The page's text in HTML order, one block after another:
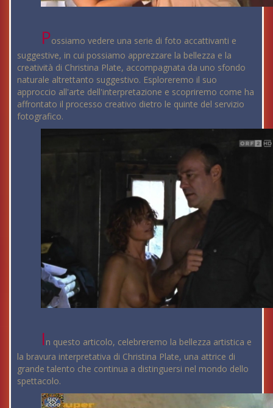
Possiamo vedere una serie di foto accattivanti e
suggestive, in cui possiamo apprezzare la bellezza e la
creatività di Christina Plate, accompagnata da uno sfondo
naturale altrettanto suggestivo. Esploreremo il suo
approccio all'arte dell'interpretazione e scopriremo come ha
affrontato il processo creativo dietro le quinte del servizio
fotografico.
In questo articolo, celebreremo la bellezza artistica e
la bravura interpretativa di Christina Plate, una attrice di
grande talento che continua a distinguersi nel mondo dello
spettacolo.